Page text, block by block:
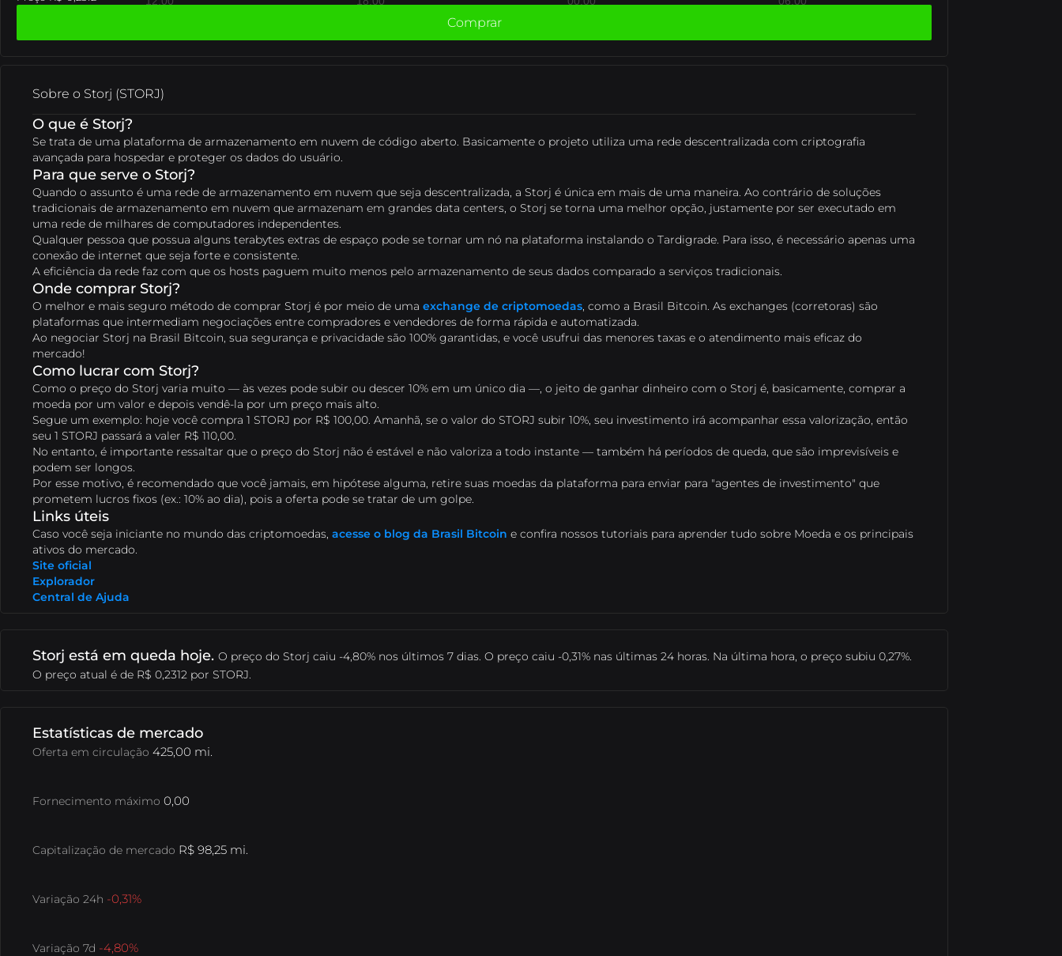
B8 Trade Negocie criptoativos com ferramentas
básicas e avançadas.
B8 Stable Se exponha à moedas seguras com
paridade em metais e moedas fortes.
B8 Global Realize remessas para o exterior com
agilidade e segurança.
Compra Rápida Simplifique suas compras de
cripto e programe recorrências com facilidade e
precisão.
Cobrar com Cripto Receba pagamentos em
criptoativos com conversão automática para
reais.
contas de água, luz, tributos, etc.
cestas que compõem ativos em alta.
Negocie altos valores com liquidez,
agilidade e atendimento personalizado.
SophIA Uma inteligência artificial integrada ao
B8 CaaS Ofereça negociação, depósitos e saques
de dezenas de criptomoedas na sua empresa.
B8 Listing Impulsione o acesso ao seu ativo,
garantindo credibilidade, segurança e acesso ao
seu projeto.
API Utilize nossa API para acessar dados em
tempo real e automatizar transações.
Trabalhe conosco Junte-se a Brasil Bitcoin na
revolução das criptomoedas.
B8 Hub
que impulsiona o mercado de tecnologia com
soluções inovadoras.
Contato Precisa falar com a gente? Conheça
nossos canais de atendimento.
Comprar
Sobre o Storj (STORJ)
O que é Storj?
Se trata de uma plataforma de armazenamento em nuvem de código aberto. Basicamente o projeto utiliza uma rede descentralizada com criptografia
avançada para hospedar e proteger os dados do usuário.
Para que serve o Storj?
Quando o assunto é uma rede de armazenamento em nuvem que seja descentralizada, a Storj é única em mais de uma maneira. Ao contrário de soluções
tradicionais de armazenamento em nuvem que armazenam em grandes data centers, o Storj se torna uma melhor opção, justamente por ser executado em
uma rede de milhares de computadores independentes.
Qualquer pessoa que possua alguns terabytes extras de espaço pode se tornar um nó na plataforma instalando o Tardigrade. Para isso, é necessário apenas uma
conexão de internet que seja forte e consistente.
A eficiência da rede faz com que os hosts paguem muito menos pelo armazenamento de seus dados comparado a serviços tradicionais.
Onde comprar Storj?
O melhor e mais seguro método de comprar Storj é por meio de uma exchange de criptomoedas, como a Brasil Bitcoin. As exchanges (corretoras) são
plataformas que intermediam negociações entre compradores e vendedores de forma rápida e automatizada.
Ao negociar Storj na Brasil Bitcoin, sua segurança e privacidade são 100% garantidas, e você usufrui das menores taxas e o atendimento mais eficaz do
mercado!
Como lucrar com Storj?
Como o preço do Storj varia muito — às vezes pode subir ou descer 10% em um único dia —, o jeito de ganhar dinheiro com o Storj é, basicamente, comprar a
moeda por um valor e depois vendê-la por um preço mais alto.
Segue um exemplo: hoje você compra 1 STORJ por R$ 100,00. Amanhã, se o valor do STORJ subir 10%, seu investimento irá acompanhar essa valorização, então
seu 1 STORJ passará a valer R$ 110,00.
No entanto, é importante ressaltar que o preço do Storj não é estável e não valoriza a todo instante — também há períodos de queda, que são imprevisíveis e
podem ser longos.
Por esse motivo, é recomendado que você jamais, em hipótese alguma, retire suas moedas da plataforma para enviar para "agentes de investimento" que
prometem lucros fixos (ex.: 10% ao dia), pois a oferta pode se tratar de um golpe.
Links úteis
Caso você seja iniciante no mundo das criptomoedas, acesse o blog da Brasil Bitcoin e confira nossos tutoriais para aprender tudo sobre Moeda e os principais
ativos do mercado.
Site oficial
Explorador
Central de Ajuda
Storj está em queda hoje. O preço do Storj caiu -4,80% nos últimos 7 dias. O preço caiu -0,31% nas últimas 24 horas. Na última hora, o preço subiu 0,27%.
O preço atual é de R$ 0,2312 por STORJ.
Estatísticas de mercado
Oferta em circulação 425,00 mi.
Fornecimento máximo 0,00
Capitalização de mercado R$ 98,25 mi.
Variação 24h -0,31%
Variação 7d -4,80%